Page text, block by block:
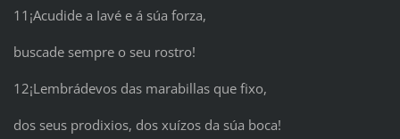
11¡Acudide a Iavé e á súa forza,
buscade sempre o seu rostro!
12¡Lembrádevos das marabillas que fixo,
dos seus prodixios, dos xuízos da súa boca!